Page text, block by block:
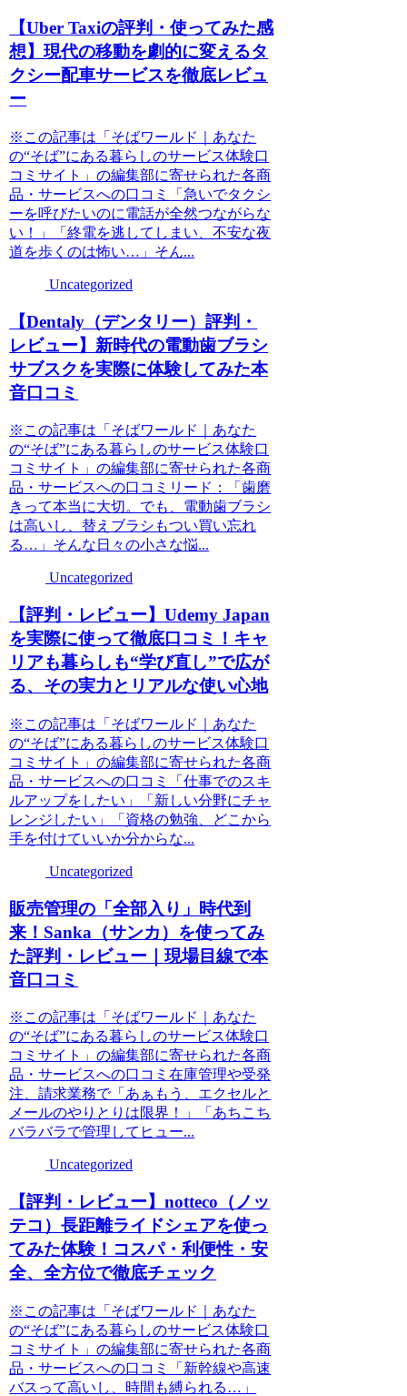
【Uber Taxiの評判・使ってみた感
想】現代の移動を劇的に変えるタ
クシー配車サービスを徹底レビュ
ー
※この記事は「そばワールド｜あなた
の“そば”にある暮らしのサービス体験口
コミサイト」の編集部に寄せられた各商
品・サービスへの口コミ「急いでタクシ
ーを呼びたいのに電話が全然つながらな
い！」「終電を逃してしまい、不安な夜
道を歩くのは怖い…」そん...
Uncategorized
【Dentaly（デンタリー）評判・
レビュー】新時代の電動歯ブラシ
サブスクを実際に体験してみた本
音口コミ
※この記事は「そばワールド｜あなた
の“そば”にある暮らしのサービス体験口
コミサイト」の編集部に寄せられた各商
品・サービスへの口コミリード：「歯磨
きって本当に大切。でも、電動歯ブラシ
は高いし、替えブラシもつい買い忘れ
る…」そんな日々の小さな悩...
Uncategorized
【評判・レビュー】Udemy Japan
を実際に使って徹底口コミ！キャ
リアも暮らしも“学び直し”で広が
る、その実力とリアルな使い心地
※この記事は「そばワールド｜あなた
の“そば”にある暮らしのサービス体験口
コミサイト」の編集部に寄せられた各商
品・サービスへの口コミ「仕事でのスキ
ルアップをしたい」「新しい分野にチャ
レンジしたい」「資格の勉強、どこから
手を付けていいか分からな...
Uncategorized
販売管理の「全部入り」時代到
来！Sanka（サンカ）を使ってみ
た評判・レビュー｜現場目線で本
音口コミ
※この記事は「そばワールド｜あなた
の“そば”にある暮らしのサービス体験口
コミサイト」の編集部に寄せられた各商
品・サービスへの口コミ在庫管理や受発
注、請求業務で「あぁもう、エクセルと
メールのやりとりは限界！」「あちこち
バラバラで管理してヒュー...
Uncategorized
【評判・レビュー】notteco（ノッ
テコ）長距離ライドシェアを使っ
てみた体験！コスパ・利便性・安
全、全方位で徹底チェック
※この記事は「そばワールド｜あなた
の“そば”にある暮らしのサービス体験口
コミサイト」の編集部に寄せられた各商
品・サービスへの口コミ「新幹線や高速
バスって高いし、時間も縛られる…」